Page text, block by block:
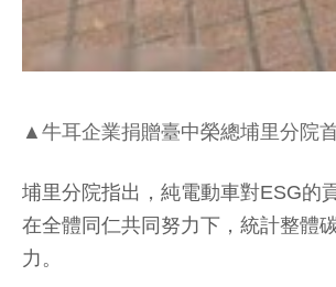
▲牛耳企業捐贈臺中榮總埔里分院
埔里分院指出，純電動車對ESG的
在全體同仁共同努力下，統計整體
力。